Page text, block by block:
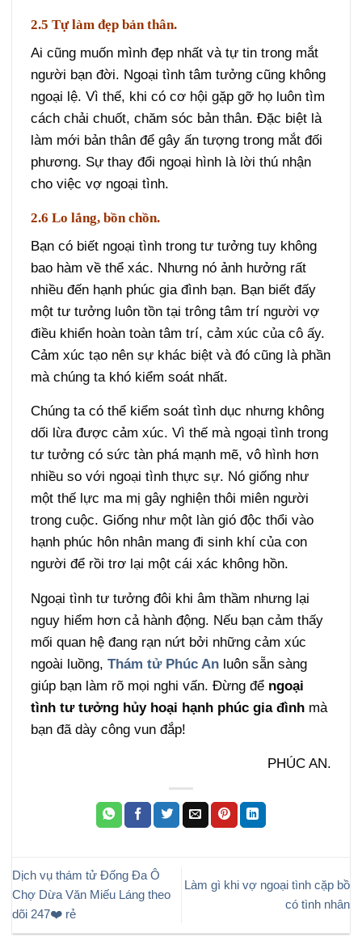
2.5 Tự làm đẹp bản thân.
Ai cũng muốn mình đẹp nhất và tự tin trong mắt
người bạn đời. Ngoại tình tâm tưởng cũng không
ngoại lệ. Vì thế, khi có cơ hội gặp gỡ họ luôn tìm
cách chải chuốt, chăm sóc bản thân. Đặc biệt là
làm mới bản thân để gây ấn tượng trong mắt đối
phương. Sự thay đổi ngoại hình là lời thú nhận
cho việc vợ ngoại tình.
2.6 Lo lắng, bồn chồn.
Bạn có biết ngoại tình trong tư tưởng tuy không
bao hàm về thể xác. Nhưng nó ảnh hưởng rất
nhiều đến hạnh phúc gia đình bạn. Bạn biết đấy
một tư tưởng luôn tồn tại trông tâm trí người vợ
điều khiển hoàn toàn tâm trí, cảm xúc của cô ấy.
Cảm xúc tạo nên sự khác biệt và đó cũng là phần
mà chúng ta khó kiểm soát nhất.
Chúng ta có thể kiểm soát tình dục nhưng không
dối lừa được cảm xúc. Vì thế mà ngoại tình trong
tư tưởng có sức tàn phá mạnh mẽ, vô hình hơn
nhiều so với ngoại tình thực sự. Nó giống như
một thế lực ma mị gây nghiện thôi miên người
trong cuộc. Giống như một làn gió độc thổi vào
hạnh phúc hôn nhân mang đi sinh khí của con
người để rồi trơ lại một cái xác không hồn.
Ngoại tình tư tưởng đôi khi âm thầm nhưng lại
nguy hiểm hơn cả hành động. Nếu bạn cảm thấy
mối quan hệ đang rạn nứt bởi những cảm xúc
ngoài luồng,Thám tử Phúc An luôn sẵn sàng
giúp bạn làm rõ mọi nghi vấn. Đừng để ngoại
tình tư tưởng hủy hoại hạnh phúc gia đình mà
bạn đã dày công vun đắp!
PHÚC AN.
Dịch vụ thám tử Đống Đa Ô
Chợ Dừa Văn Miếu Láng theo
dõi 247❤️ rẻ
Làm gì khi vợ ngoại tình cặp bồ
có tình nhân